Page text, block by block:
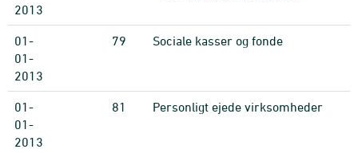
2013
01-
01-
2013
79 Sociale kasser og fonde
01-
01-
2013
81 Personligt ejede virksomheder